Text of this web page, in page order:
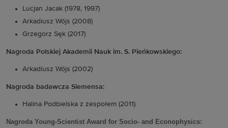
Lucjan Jacak (1978, 1997)
Arkadiusz Wójs (2008)
Grzegorz Sęk (2017)
Nagroda Polskiej Akademii Nauk im. S. Pieńkowskiego:
Arkadiusz Wójs (2002)
Nagroda badawcza Siemensa:
Halina Podbielska z zespołem (2011)
Nagroda Young-Scientist Award for Socio- and Econophysics: